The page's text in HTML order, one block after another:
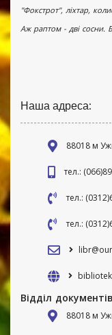
"Фокстрот", ліхтар,
Аж раптом - дві сосни.
Наша адреса:
88018 м
тел.:
тел.:
тел.:
Відділ
88018 м